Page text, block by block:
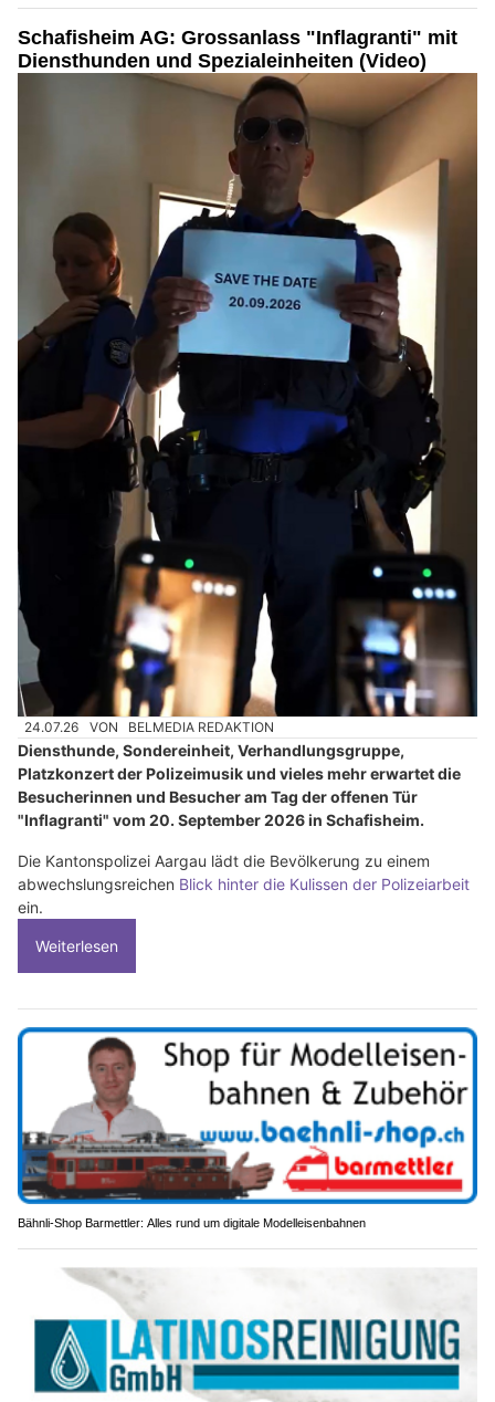
Schafisheim AG: Grossanlass "Inflagranti" mit
Diensthunden und Spezialeinheiten (Video)
24.07.26 VON BELMEDIA REDAKTION
Diensthunde, Sondereinheit, Verhandlungsgruppe,
Platzkonzert der Polizeimusik und vieles mehr erwartet die
Besucherinnen und Besucher am Tag der offenen Tür
"Inflagranti" vom 20. September 2026 in Schafisheim.
Die Kantonspolizei Aargau lädt die Bevölkerung zu einem
abwechslungsreichen Blick hinter die Kulissen der Polizeiarbeit
ein.
Weiterlesen
Bähnli-Shop Barmettler: Alles rund um digitale Modelleisenbahnen